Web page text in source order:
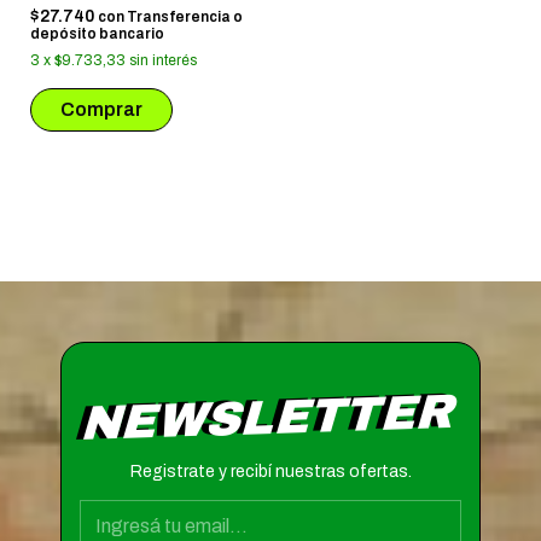
$27.740 con Transferencia o
depósito bancario
3 x $9.733,33 sin interés
NEWSLETTER
Registrate y recibí nuestras ofertas.